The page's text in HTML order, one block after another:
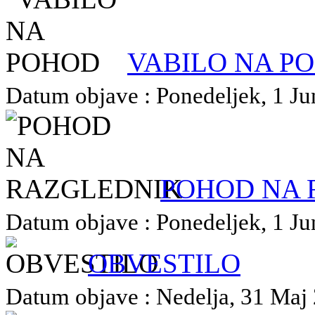
VABILO NA
Datum objave : Ponedeljek, 1
POHOD NA
Datum objave : Ponedeljek, 1
OBVESTILO
Datum objave : Nedelja, 31